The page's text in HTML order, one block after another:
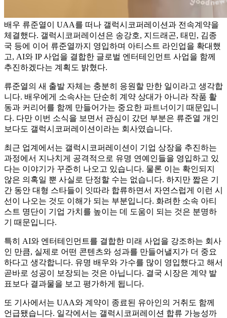
배우 류준열이 UAA를 떠나 갤럭시코퍼레이션과 전속계약을
체결했다. 갤럭시코퍼레이션은 송강호, 지드래곤, 태민, 김종
국 등에 이어 류준열까지 영입하며 아티스트 라인업을 확대했
고, AI와 IP 사업을 결합한 글로벌 엔터테인먼트 사업을 함께
추진하겠다는 계획도 밝혔다.
류준열의 새 출발 자체는 충분히 응원할 만한 일이라고 생각합
니다. 배우에게 소속사는 단순히 계약 상대가 아니라 작품 활
동과 커리어를 함께 만들어가는 중요한 파트너이기 때문입니
다. 다만 이번 소식을 보면서 관심이 갔던 부분은 류준열 개인
보다도 갤럭시코퍼레이션이라는 회사였습니다.
최근 업계에서는 갤럭시코퍼레이션이 기업 상장을 추진하는
과정에서 지나치게 공격적으로 유명 연예인들을 영입하고 있
다는 이야기가 꾸준히 나오고 있습니다. 물론 이는 확인되지
않은 의혹일 뿐 사실로 단정할 수는 없습니다. 하지만 짧은 기
간 동안 대형 스타들이 잇따라 합류하면서 자연스럽게 이런 시
선이 나오는 것도 이해가 되는 부분입니다. 화려한 소속 아티
스트 명단이 기업 가치를 높이는 데 도움이 되는 것은 분명하
기 때문입니다.
특히 AI와 엔터테인먼트를 결합한 미래 사업을 강조하는 회사
인 만큼, 실제로 어떤 콘텐츠와 성과를 만들어낼지가 더 중요
하다고 생각합니다. 유명 배우와 가수를 많이 영입했다고 해서
곧바로 성공이 보장되는 것은 아닙니다. 결국 시장은 계약 발
표보다 결과물을 보고 평가하게 됩니다.
또 기사에서는 UAA와 계약이 종료된 유아인의 거취도 함께
언급됐습니다. 일각에서는 갤럭시코퍼레이션 합류 가능성까